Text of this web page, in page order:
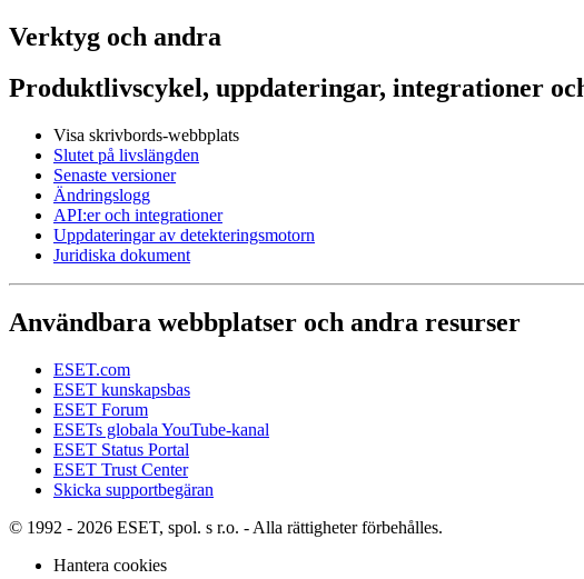
Verktyg och andra
Produktlivscykel, uppdateringar, integrationer
Visa skrivbords-webbplats
Slutet på livslängden
Senaste versioner
Ändringslogg
API:er och integrationer
Uppdateringar av detekteringsmotorn
Juridiska dokument
Användbara webbplatser och andra resurser
ESET.com
ESET kunskapsbas
ESET Forum
ESETs globala YouTube-kanal
ESET Status Portal
ESET Trust Center
Skicka supportbegäran
© 1992 - 2026 ESET, spol. s r.o. - Alla rättigheter förbehålles.
Hantera cookies